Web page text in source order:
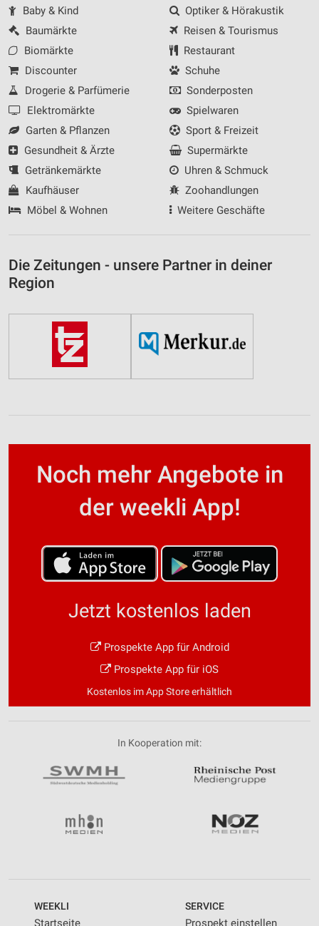
Baby & Kind
Baumärkte
Biomärkte
Discounter
Drogerie & Parfümerie
Elektromärkte
Garten & Pflanzen
Gesundheit & Ärzte
Getränkemärkte
Kaufhäuser
Möbel & Wohnen
Optiker & Hörakustik
Reisen & Tourismus
Restaurant
Schuhe
Sonderposten
Spielwaren
Sport & Freizeit
Supermärkte
Uhren & Schmuck
Zoohandlungen
Weitere Geschäfte
Die Zeitungen - unsere Partner in deiner
Region
Noch mehr Angebote in
der weekli App!
Jetzt kostenlos laden
Prospekte App für Android
Prospekte App für iOS
Kostenlos im App Store erhältlich
In Kooperation mit:
WEEKLI
Startseite
SERVICE
Prospekt einstellen